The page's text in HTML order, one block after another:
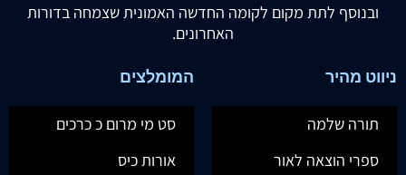
ובנוסף לתת מקום לקומה החדשה האמונית שצמחה בדורות
האחרונים.
ניווט מהיר
תורה שלמה
ספרי הוצאה לאור
המומלצים
סט מי מרום כ כרכים
אורות כיס